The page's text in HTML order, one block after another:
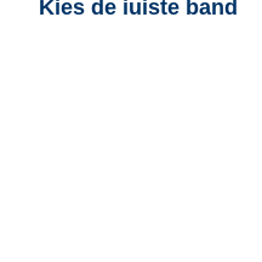
Kies de juiste band